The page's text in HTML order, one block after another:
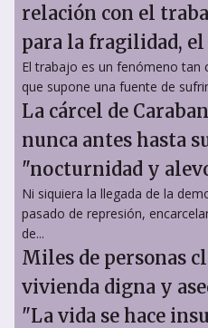
relación con el
para la fragilidad, el
El trabajo es un fenómeno tan
que supone una fuente de
La cárcel de
nunca antes hasta
"nocturnidad y
Ni siquiera la llegada de la
pasado de represión,
de...
Miles de personas
vivienda digna y
"La vida se hace